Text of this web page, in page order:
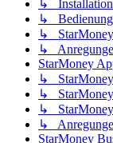
↳ Installation
↳ Bedienung
↳ StarMoney
↳
StarMoney
↳
↳
↳
↳
StarMoney